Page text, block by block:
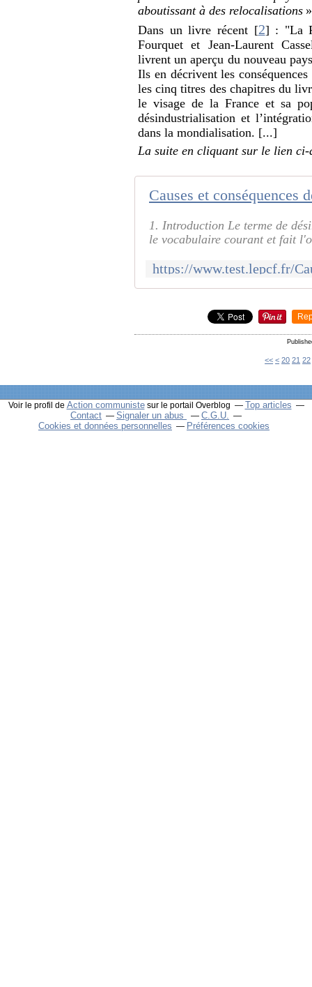
aboutissant à des relocalisations
Dans un livre récent[2] : "La
Fourquet et Jean-Laurent
livrent un aperçu du nouveau
Ils en décrivent les
les cinq titres des chapitres du
le visage de la France et sa
désindustrialisation et
dans la mondialisation. [...]
La suite en cliquant sur le lien ci-
1. Introduction Le terme de
le vocabulaire courant et fait
<< < 10
20 21 22
Voir le profil de Action communistesur le portail Overblog
Top articles
Contact
Signaler un abus
C.G.U.
Cookies et données personnelles
Préférences cookies